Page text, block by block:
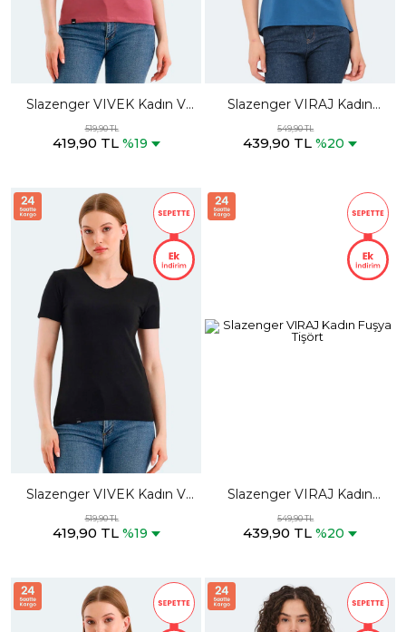
Slazenger VIVEK Kadın V
Yaka Gül Tişört
519,90 TL
419,90 TL %19
Slazenger VIRAJ Kadın
Petrol Tişört
549,90 TL
439,90 TL %20
Slazenger VIVEK Kadın V
Yaka Siyah Tişört
519,90 TL
419,90 TL %19
Slazenger VIRAJ Kadın
Fuşya Tişört
549,90 TL
439,90 TL %20